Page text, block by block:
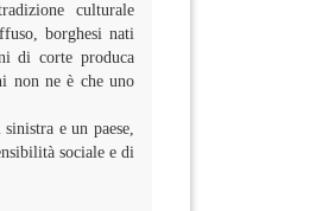
culturale
borghesi nati
di corte produca
non ne è che uno
e un paese,
sociale e di